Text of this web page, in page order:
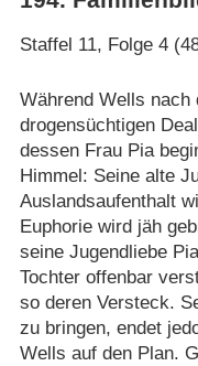
Staffel 11, Folge 4
Während Wells nach
drogensüchtigen
dessen Frau Pia
Himmel: Seine alte
Auslandsaufenthalt
Euphorie wird jäh
seine Jugendliebe
Tochter offenbar
so deren Versteck.
zu bringen, endet
Wells auf den Plan.